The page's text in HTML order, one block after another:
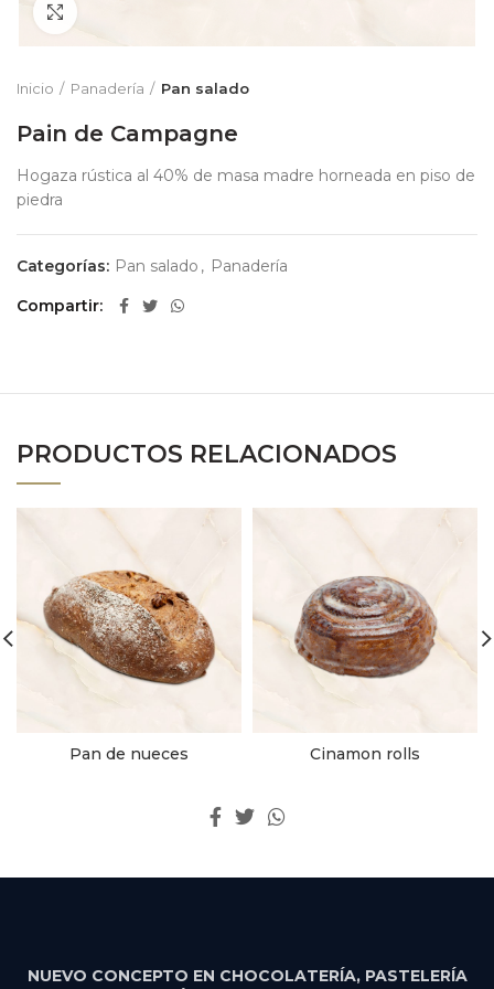
Inicio Panadería Pan salado
Pain de Campagne
Hogaza rústica al 40% de masa madre horneada en piso de
piedra
Categorías: Pan salado , Panadería
Compartir
PRODUCTOS RELACIONADOS
Pan de nueces Cinamon rolls
NUEVO CONCEPTO EN CHOCOLATERÍA, PASTELERÍA